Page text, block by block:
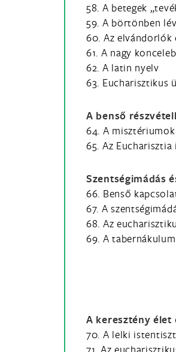
58. A betegek
59. A börtönben
60. Az elvándorlók
61. A nagy
62. A latin nyelv
63. Eucharisztikus
A benső
64. A
65. Az
Szentségimádás
66. Benső
67. A
68. Az
69. A
A keresztény
70. A lelki